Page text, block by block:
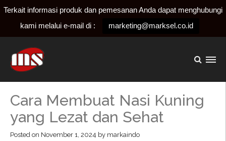
Terkait informasi produk dan pemesanan Anda dapat menghubungi
kami melalui e-mail di :
marketing@marksel.co.id
Cara Membuat Nasi Kuning
yang Lezat dan Sehat
Posted on November 1, 2024 by markaindo